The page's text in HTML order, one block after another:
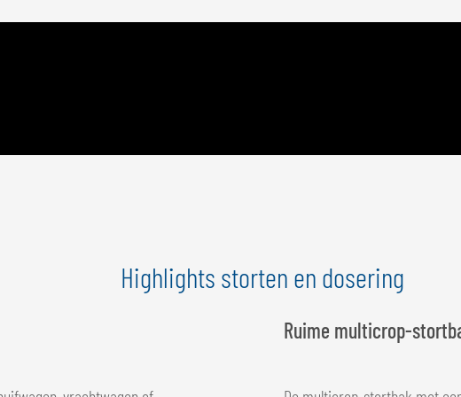
Highlights storten en dosering
Ruime multicrop-